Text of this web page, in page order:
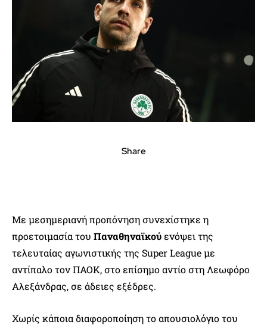
Share
Με μεσημεριανή προπόνηση συνεχίστηκε η
προετοιμασία του Παναθηναϊκούενόψει της
τελευταίας αγωνιστικής της Super League με
αντίπαλο τον ΠΑΟΚ, στο επίσημο αντίο στη Λεωφόρο
Αλεξάνδρας, σε άδειες εξέδρες.
Χωρίς κάποια διαφοροποίηση το απουσιολόγιο του